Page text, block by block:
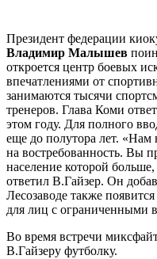
Президент федерации
Владимир Малышев
откроется центр боевых
впечатлениями от
занимаются тысячи
тренеров. Глава Коми
этом году. Для полного
еще до полутора лет. «Нам
на востребованность. Вы
население которой
ответил В.Гайзер. Он
Лесозаводе также
для лиц с ограниченными
Во время встречи
В.Гайзеру футболку.